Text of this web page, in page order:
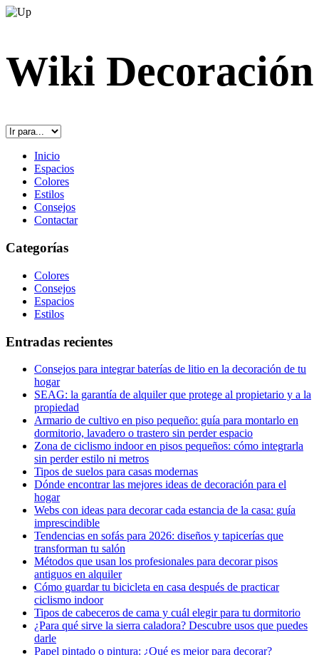
Wiki Decoración
Inicio
Espacios
Colores
Estilos
Consejos
Contactar
Categorías
Colores
Consejos
Espacios
Estilos
Entradas recientes
Consejos para integrar baterías de litio en la decoración de tu
hogar
SEAG: la garantía de alquiler que protege al propietario y a la
propiedad
Armario de cultivo en piso pequeño: guía para montarlo en
dormitorio, lavadero o trastero sin perder espacio
Zona de ciclismo indoor en pisos pequeños: cómo integrarla
sin perder estilo ni metros
Tipos de suelos para casas modernas​
Dónde encontrar las mejores ideas de decoración para el
hogar
Webs con ideas para decorar cada estancia de la casa: guía
imprescindible
Tendencias en sofás para 2026: diseños y tapicerías que
transforman tu salón
Métodos que usan los profesionales para decorar pisos
antiguos en alquiler
Cómo guardar tu bicicleta en casa después de practicar
ciclismo indoor
Tipos de cabeceros de cama y cuál elegir para tu dormitorio
¿Para qué sirve la sierra caladora? Descubre usos que puedes
darle
Papel pintado o pintura: ¿Qué es mejor para decorar?